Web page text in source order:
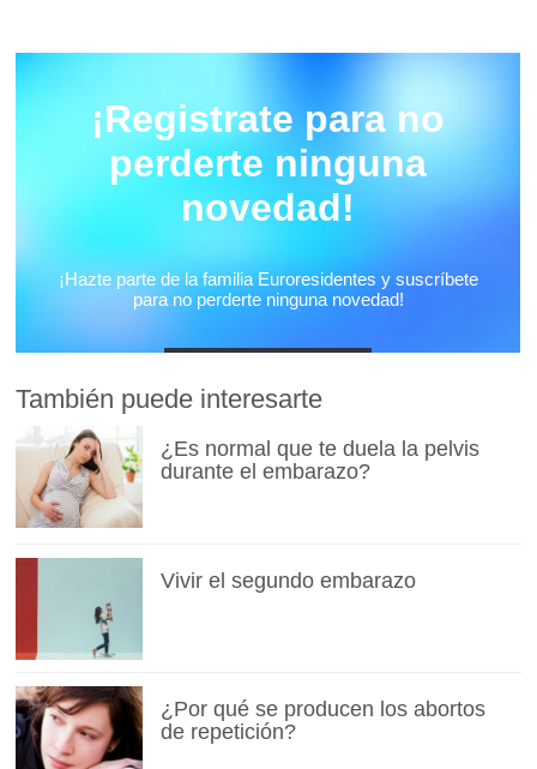
También puede interesarte
¿Es normal que te duela la pelvis
durante el embarazo?
Vivir el segundo embarazo
¿Por qué se producen los abortos
de repetición?